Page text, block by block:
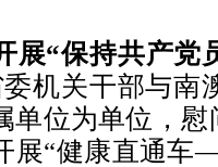
展“保持共产
委机关干部与南
单位为单位，
展“健康直通